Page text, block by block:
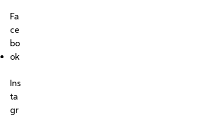
Fa
ce
bo
ok
Ins
ta
gr